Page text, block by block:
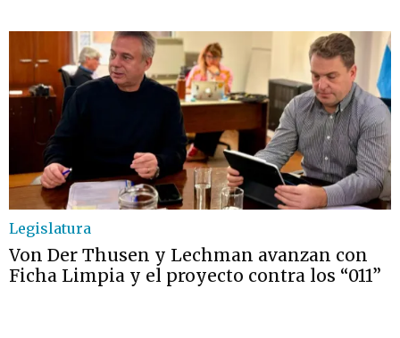
Legislatura
Von Der Thusen y Lechman avanzan con
Ficha Limpia y el proyecto contra los “011”